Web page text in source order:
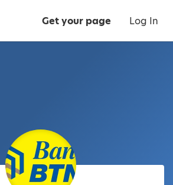
Get your page Log In